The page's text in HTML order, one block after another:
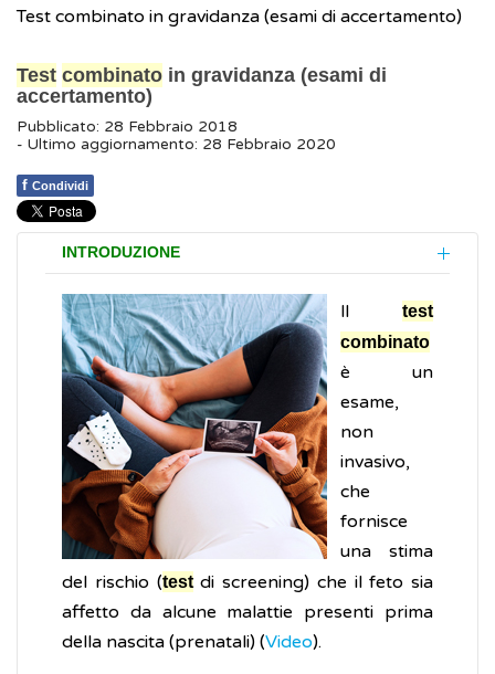
Test combinato in gravidanza (esami di accertamento)
Test combinato in gravidanza (esami di
accertamento)
Pubblicato: 28 Febbraio 2018
- Ultimo aggiornamento: 28 Febbraio 2020
f Condividi
INTRODUZIONE
ll test
combinato
è un
esame,
non
invasivo,
che
fornisce
una stima
del rischio (testdi screening) che il feto sia
affetto da alcune malattie presenti prima
della nascita (prenatali) (Video).